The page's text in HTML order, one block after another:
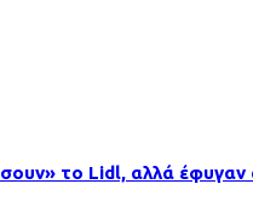
το Lidl, αλλά